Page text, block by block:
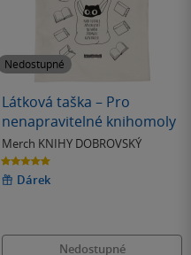
Nedostupné
Látková taška – Pro
nenapravitelné knihomoly
Merch KNIHY DOBROVSKÝ
5.0
z
5
hvězdiček
Dárek
Nedostupné